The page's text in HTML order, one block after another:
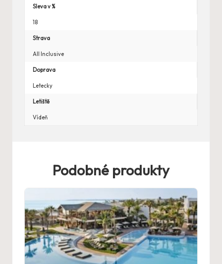
Sleva v %
18
Strava
All Inclusive
Doprava
Letecky
Letiště
Vídeň
Podobné produkty